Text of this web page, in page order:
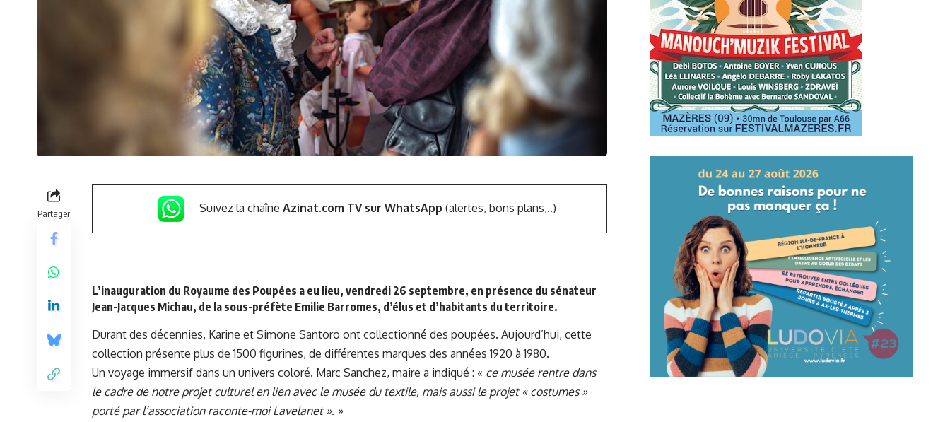
Partager Suivez la chaîne Azinat.com TV sur WhatsApp (alertes, bons plans,..)
L’inauguration du Royaume des Poupées a eu lieu, vendredi 26 septembre, en présence du sénateur
Jean-Jacques Michau, de la sous-préfète Emilie Barromes, d’élus et d’habitants du territoire.
Durant des décennies, Karine et Simone Santoro ont collectionné des poupées. Aujourd’hui, cette
collection présente plus de 1500 figurines, de différentes marques des années 1920 à 1980.
Un voyage immersif dans un univers coloré. Marc Sanchez, maire a indiqué : « ce musée rentre dans
le cadre de notre projet culturel en lien avec le musée du textile, mais aussi le projet « costumes »
porté par l’association raconte-moi Lavelanet ». »